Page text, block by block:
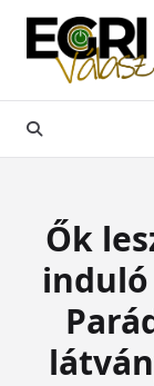
Skip
content
Ők